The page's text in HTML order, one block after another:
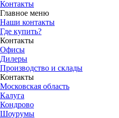
Контакты
Главное меню
Наши контакты
Где купить?
Контакты
Офисы
Дилеры
Производство и склады
Контакты
Московская область
Калуга
Кондрово
Шоурумы